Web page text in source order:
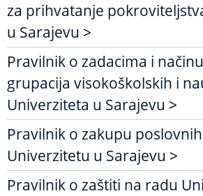
za prihvatanje
u Sarajevu >
Pravilnik o zadacima i
grupacija visokoškolskih i
Univerziteta u Sarajevu >
Pravilnik o zakupu
Univerzitetu u Sarajevu >
Pravilnik o zaštiti na radu